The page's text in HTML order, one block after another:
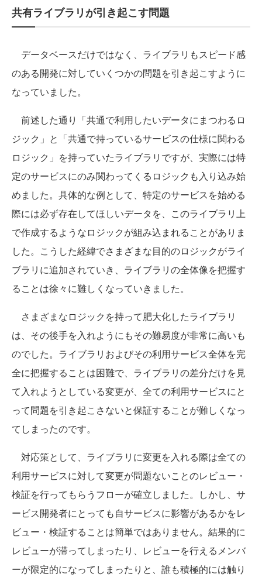
共有ライブラリが引き起こす問題
データベースだけではなく、ライブラリもスピード感
のある開発に対していくつかの問題を引き起こすように
なっていました。
前述した通り「共通で利用したいデータにまつわるロ
ジック」と「共通で持っているサービスの仕様に関わる
ロジック」を持っていたライブラリですが、実際には特
定のサービスにのみ関わってくるロジックも入り込み始
めました。具体的な例として、特定のサービスを始める
際には必ず存在してほしいデータを、このライブラリ上
で作成するようなロジックが組み込まれることがありま
した。こうした経緯でさまざまな目的のロジックがライ
ブラリに追加されていき、ライブラリの全体像を把握す
ることは徐々に難しくなっていきました。
さまざまなロジックを持って肥大化したライブラリ
は、その後手を入れようにもその難易度が非常に高いも
のでした。ライブラリおよびその利用サービス全体を完
全に把握することは困難で、ライブラリの差分だけを見
て入れようとしている変更が、全ての利用サービスにと
って問題を引き起こさないと保証することが難しくなっ
てしまったのです。
対応策として、ライブラリに変更を入れる際は全ての
利用サービスに対して変更が問題ないことのレビュー・
検証を行ってもらうフローが確立しました。しかし、サ
ービス開発者にとっても自サービスに影響があるかをレ
ビュー・検証することは簡単ではありません。結果的に
レビューが滞ってしまったり、レビューを行えるメンバ
ーが限定的になってしまったりと、誰も積極的には触り